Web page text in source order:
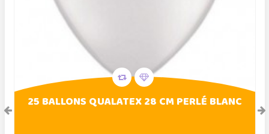
25 BALLONS QUALATEX 28 CM PERLÉ BLANC